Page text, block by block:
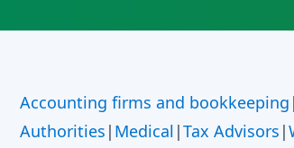
Accounting firms and bookkeeping |
Authorities | Medical |Tax Advisors |